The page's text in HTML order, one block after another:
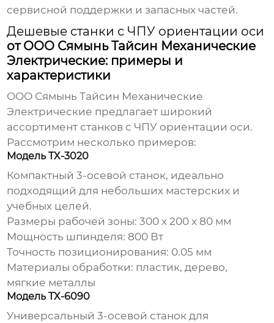
сервисной поддержки и запасных частей.
Дешевые станки с ЧПУ ориентации оси
от ООО Сямынь Тайсин Механические
Электрические: примеры и
характеристики
ООО Сямынь Тайсин Механические
Электрические предлагает широкий
ассортимент станков с ЧПУ ориентации оси.
Рассмотрим несколько примеров:
Модель TX-3020
Компактный 3-осевой станок, идеально
подходящий для небольших мастерских и
учебных целей.
Размеры рабочей зоны: 300 x 200 x 80 мм
Мощность шпинделя: 800 Вт
Точность позиционирования: 0.05 мм
Материалы обработки: пластик, дерево,
мягкие металлы
Модель TX-6090
Универсальный 3-осевой станок для